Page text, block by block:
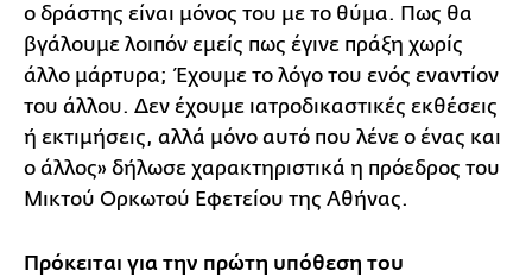
ο δράστης είναι μόνος του με το θύμα. Πως θα
βγάλουμε λοιπόν εμείς πως έγινε πράξη χωρίς
άλλο μάρτυρα; Έχουμε το λόγο του ενός εναντίον
του άλλου. Δεν έχουμε ιατροδικαστικές εκθέσεις
ή εκτιμήσεις, αλλά μόνο αυτό που λένε ο ένας και
ο άλλος» δήλωσε χαρακτηριστικά η πρόεδρος του
Μικτού Ορκωτού Εφετείου της Αθήνας.
Πρόκειται για την πρώτη υπόθεση του